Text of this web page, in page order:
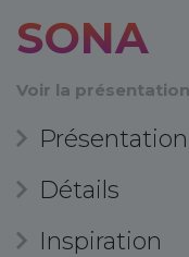
SONA
Voir la
Détails
Inspiration